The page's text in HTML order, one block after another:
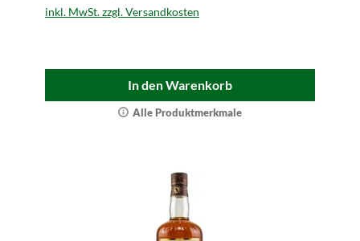
inkl. MwSt. zzgl. Versandkosten
In den Warenkorb
Alle Produktmerkmale